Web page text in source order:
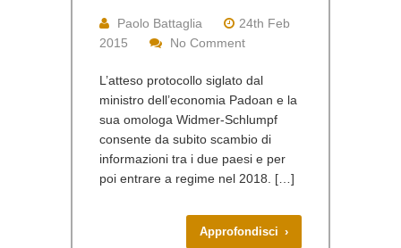
Paolo Battaglia
24th Feb
2015
No Comment
L’atteso protocollo siglato dal
ministro dell’economia Padoan e la
sua omologa Widmer-Schlumpf
consente da subito scambio di
informazioni tra i due paesi e per
poi entrare a regime nel 2018. […]
Approfondisci ›